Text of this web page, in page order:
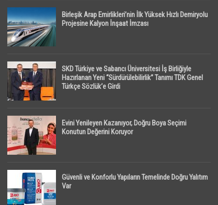
Birleşik Arap Emirlikleri’nin İlk Yüksek Hızlı Demiryolu
Projesine Kalyon İnşaat İmzası
SKD Türkiye ve Sabancı Üniversitesi İş Birliğiyle
Hazırlanan Yeni “Sürdürülebilirlik” Tanımı TDK Genel
Türkçe Sözlük’e Girdi
Evini Yenileyen Kazanıyor, Doğru Boya Seçimi
Konutun Değerini Koruyor
Güvenli ve Konforlu Yapıların Temelinde Doğru Yalıtım
Var